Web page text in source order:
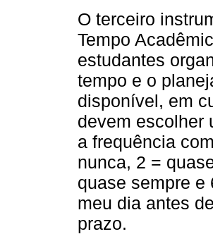
O terceiro
Tempo
estudantes
tempo e o
disponível, em
devem escolher
a frequência
nunca, 2 =
quase sempre e
meu dia antes
prazo.